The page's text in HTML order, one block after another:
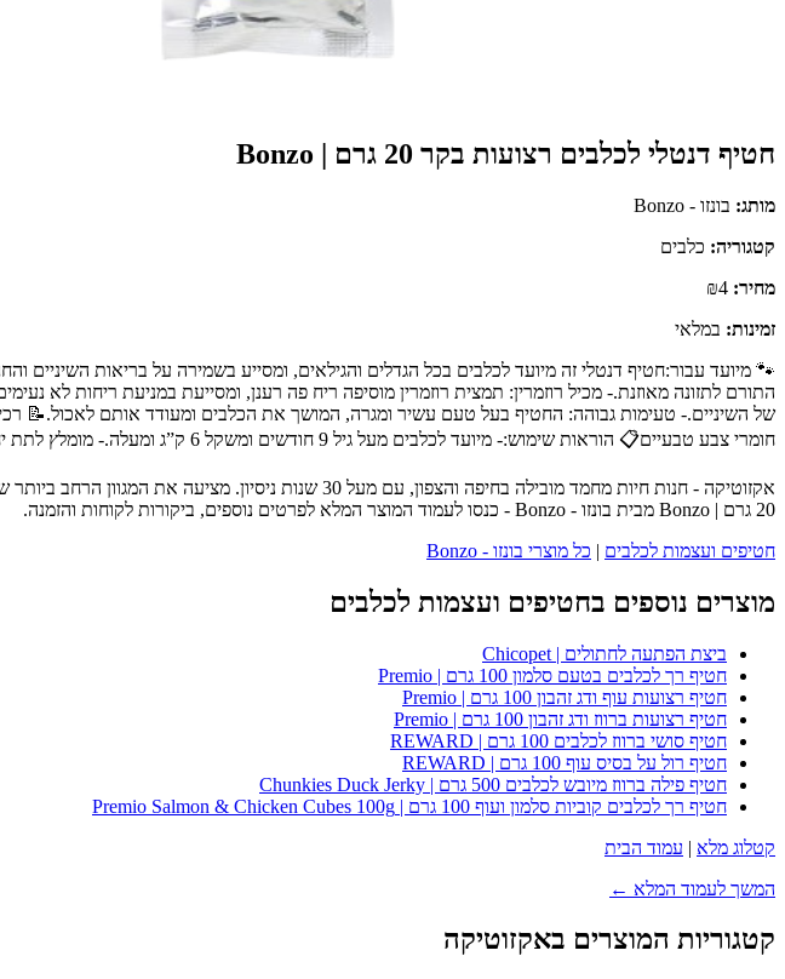
חטיף דנטלי לכלבים רצועות בקר 20 גרם | Bonzo
מותג: בונזו - Bonzo
קטגוריה: כלבים
מחיר:
זמינות: במלאי
🐾 מיועד עבור:חטיף דנטלי זה מיועד לכלבים בכל הגדלים והגילאים, ומסייע בשמירה על בריאות השיניים
התורם לתזונה מאוזנת.- מכיל רוזמרין: תמצית רוזמרין מוסיפה ריח פה רענן, ומסייעת במניעת ריחות לא
של השיניים.- טעימות גבוהה: החטיף בעל טעם עשיר ומגרה, המושך את הכלבים ומעודד אותם לאכול.📝
חומרי צבע טבעיים📋 הוראות שימוש:- מיועד לכלבים מעל גיל 9 חודשים ומשקל 6 ק”ג ומעלה.- מומלץ לתת יחידה אחת ליום, בין ארוחות או כפרס.- יש להשגיח על הכלב בזמן האכילה, ולוודא שהוא מסוגל ללעוס את המוצר.- י
אקזוטיקה - חנות חיות מחמד מובילה בחיפה והצפון, עם מעל
20 גרם | Bonzo מבית בונזו - Bonzo - כנסו לעמוד המוצר המלא לפרטים נוספים, ביקורות לקוחות והזמנה.
חטיפים ועצמות לכלבים | כל מוצרי בונזו - Bonzo
מוצרים נוספים בחטיפים ועצמות לכלבים
ביצת הפתעה לחתולים | Chicopet
חטיף רך לכלבים בטעם סלמון 100 גרם | Premio
חטיף רצועות עוף ודג זהבון 100 גרם | Premio
חטיף רצועות ברווז ודג זהבון 100 גרם | Premio
חטיף סושי ברווז לכלבים 100 גרם | REWARD
חטיף רול על בסיס עוף 100 גרם | REWARD
חטיף פילה ברווז מיובש לכלבים 500 גרם | Chunkies Duck Jerky
חטיף רך לכלבים קוביות סלמון ועוף 100 גרם | Premio Salmon & Chicken Cubes 100g
קטלוג מלא | עמוד הבית
המשך לעמוד המלא ←
קטגוריות המוצרים באקזוטיקה